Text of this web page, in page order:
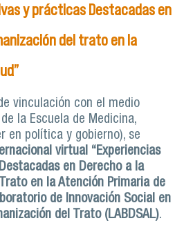
y prácticas Destacadas en
del trato en la
vinculación con el medio
la Escuela de Medicina,
en política y gobierno), se
virtual “Experiencias
en Derecho a la
en la Atención Primaria de
de Innovación Social en
del Trato (LABDSAL).